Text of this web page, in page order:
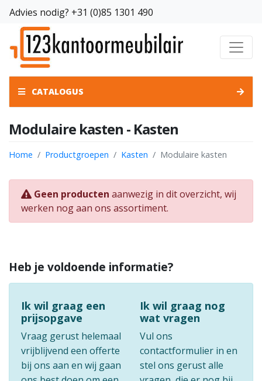
Advies nodig? +31 (0)85 1301 490
CATALOGUS
Modulaire kasten - Kasten
Home Productgroepen Kasten Modulaire kasten
Geen producten aanwezig in dit overzicht, wij
werken nog aan ons assortiment.
Heb je voldoende informatie?
Ik wil graag een
prijsopgave
Vraag gerust helemaal
vrijblijvend een offerte
bij ons aan en wij gaan
Ik wil graag nog
wat vragen
Vul ons
contactformulier in en
stel ons gerust alle